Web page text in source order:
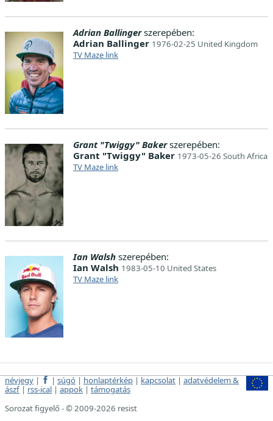
Adrian Ballingerszerepében:
Adrian Ballinger 1976-02-25 United Kingdom
TV Maze link
Grant "Twiggy" Bakerszerepében:
Grant "Twiggy" Baker 1973-05-26 South Africa
TV Maze link
Ian Walsh szerepében:
Ian Walsh 1983-05-10 United States
TV Maze link
névjegy | | súgó | honlaptérkép | kapcsolat | adatvédelem &
ászf | rss-ical | appok | támogatás
Sorozat figyelő - © 2009-2026 resist